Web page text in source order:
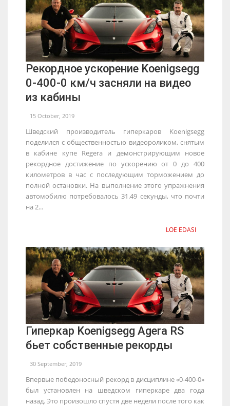
Рекордное ускорение Koenigsegg
0-400-0 км/ч засняли на видео
из кабины
15 October, 2019
Шведский производитель гиперкаров Koenigsegg
поделился с общественностью видеороликом, снятым
в кабине купе Regera и демонстрирующим новое
рекордное достижение по ускорению от 0 до 400
километров в час с последующим торможением до
полной остановки. На выполнение этого упражнения
автомобилю потребовалось 31.49 секунды, что почти
на 2...
LOE EDASI
Гиперкар Koenigsegg Agera RS
бьет собственные рекорды
30 September, 2019
Впервые победоносный рекорд в дисциплине «0-400-0»
был установлен на шведском гиперкаре два года
назад. Это произошло спустя две недели после того как